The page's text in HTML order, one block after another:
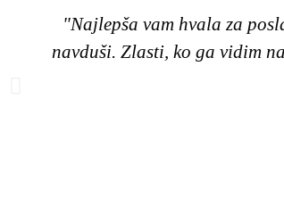
"Najlepša vam hvala za
navduši. Zlasti, ko ga vidim